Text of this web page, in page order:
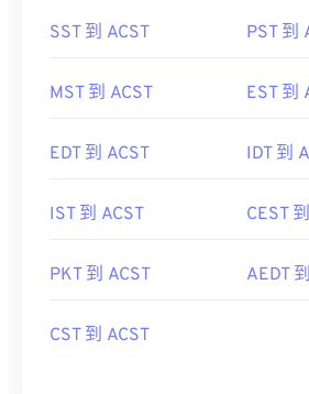
SST 到 ACST PST 到
MST 到 ACST EST 到
EDT 到 ACST IDT 到
IST 到 ACST CEST
PKT 到 ACST AEDT
CST 到 ACST